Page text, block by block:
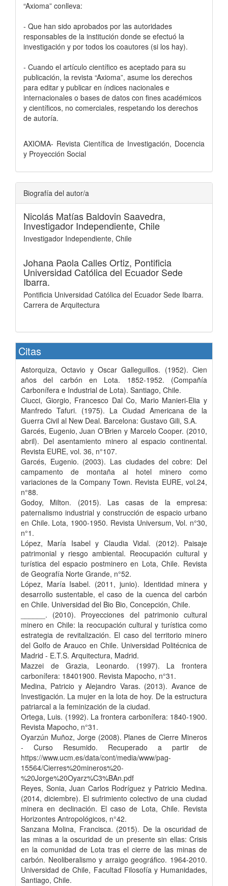
“Axioma” conlleva:
- Que han sido aprobados por las autoridades
responsables de la institución donde se efectuó la
investigación y por todos los coautores (si los hay).
- Cuando el artículo científico es aceptado para su
publicación, la revista “Axioma”, asume los derechos
para editar y publicar en índices nacionales e
internacionales o bases de datos con fines académicos
y científicos, no comerciales, respetando los derechos
de autoría.
AXIOMA- Revista Científica de Investigación, Docencia
y Proyección Social
Biografía del autor/a
Nicolás Matías Baldovin Saavedra,
Investigador Independiente, Chile
Investigador Independiente, Chile
Johana Paola Calles Ortiz, Pontificia
Universidad Católica del Ecuador Sede
Ibarra.
Pontificia Universidad Católica del Ecuador Sede Ibarra.
Carrera de Arquitectura
Citas
Astorquiza, Octavio y Oscar Galleguillos. (1952). Cien
años del carbón en Lota. 1852-1952. (Compañía
Carbonífera e Industrial de Lota). Santiago, Chile.
Ciucci, Giorgio, Francesco Dal Co, Mario Manieri-Elia y
Manfredo Tafuri. (1975). La Ciudad Americana de la
Guerra Civil al New Deal. Barcelona: Gustavo Gili, S.A.
Garcés, Eugenio, Juan O’Brien y Marcelo Cooper. (2010,
abril). Del asentamiento minero al espacio continental.
Revista EURE, vol. 36, n°107.
Garcés, Eugenio. (2003). Las ciudades del cobre: Del
campamento de montaña al hotel minero como
variaciones de la Company Town. Revista EURE, vol.24,
n°88.
Godoy, Milton. (2015). Las casas de la empresa:
paternalismo industrial y construcción de espacio urbano
en Chile. Lota, 1900-1950. Revista Universum, Vol. n°30,
n°1.
López, María Isabel y Claudia Vidal. (2012). Paisaje
patrimonial y riesgo ambiental. Reocupación cultural y
turística del espacio postminero en Lota, Chile. Revista
de Geografía Norte Grande, n°52.
López, María Isabel. (2011, junio). Identidad minera y
desarrollo sustentable, el caso de la cuenca del carbón
en Chile. Universidad del Bio Bio, Concepción, Chile.
______. (2010). Proyecciones del patrimonio cultural
minero en Chile: la reocupación cultural y turística como
estrategia de revitalización. El caso del territorio minero
del Golfo de Arauco en Chile. Universidad Politécnica de
Madrid - E.T.S. Arquitectura, Madrid.
Mazzei de Grazia, Leonardo. (1997). La frontera
carbonífera: 18401900. Revista Mapocho, n°31.
Medina, Patricio y Alejandro Varas. (2013). Avance de
Investigación. La mujer en la lota de hoy. De la estructura
patriarcal a la feminización de la ciudad.
Ortega, Luis. (1992). La frontera carbonífera: 1840-1900.
Revista Mapocho, n°31.
Oyarzún Muñoz, Jorge (2008). Planes de Cierre Mineros
- Curso Resumido. Recuperado a partir de
https://www.ucm.es/data/cont/media/www/pag-
15564/Cierres%20mineros%20-
%20Jorge%20Oyarz%C3%BAn.pdf
Reyes, Sonia, Juan Carlos Rodríguez y Patricio Medina.
(2014, diciembre). El sufrimiento colectivo de una ciudad
minera en declinación. El caso de Lota, Chile. Revista
Horizontes Antropológicos, n°42.
Sanzana Molina, Francisca. (2015). De la oscuridad de
las minas a la oscuridad de un presente sin ellas: Crisis
en la comunidad de Lota tras el cierre de las minas de
carbón. Neoliberalismo y arraigo geográfico. 1964-2010.
Universidad de Chile, Facultad Filosofía y Humanidades,
Santiago, Chile.